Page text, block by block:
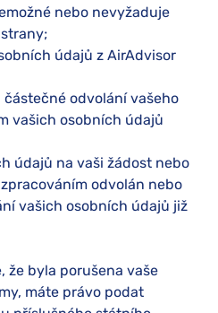
nebo nevyžaduje
údajů z AirAdvisor
odvolání vašeho
vašich osobních údajů
údajů na vaši žádost nebo
odvolán nebo
vašich osobních údajů již
že byla porušena vaše
máte právo podat